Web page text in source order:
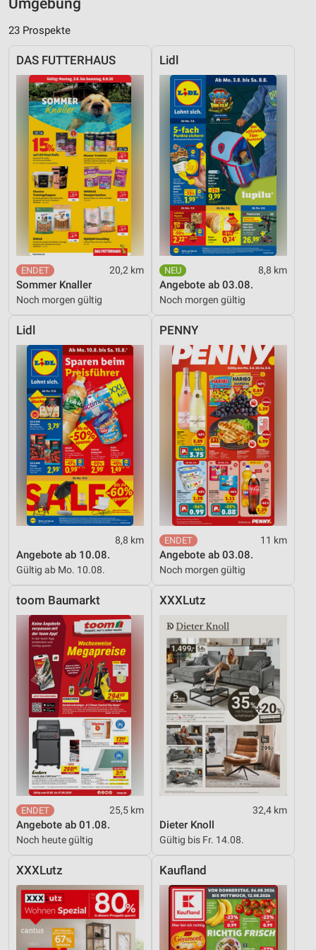
Umgebung
23 Prospekte
DAS FUTTERHAUS
20,2 km
Sommer Knaller
Noch morgen gültig
Lidl
8,8 km
Angebote ab 03.08.
Noch morgen gültig
Lidl
8,8 km
Angebote ab 10.08.
Gültig ab Mo. 10.08.
PENNY
11 km
Angebote ab 03.08.
Noch morgen gültig
toom Baumarkt
25,5 km
Angebote ab 01.08.
Noch heute gültig
XXXLutz
32,4 km
Dieter Knoll
Gültig bis Fr. 14.08.
XXXLutz Kaufland